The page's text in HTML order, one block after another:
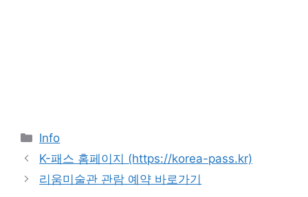
Categories
Info
K-패스 홈페이지 (https://korea-pass.kr)
리움미술관 관람 예약 바로가기